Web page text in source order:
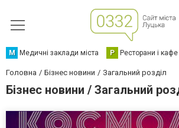
М Медичні заклади міста Р Ресторани і
Головна Бізнес новини Загальний розділ
Бізнес новини / Загальний